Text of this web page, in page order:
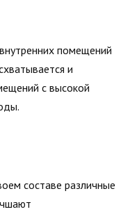
помещений
и
с высокой
составе различные